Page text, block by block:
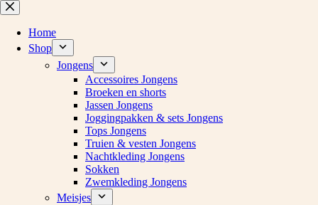
Ga
naar
inhoud
Home
Shop
Jongens
Accessoires Jongens
Broeken en shorts
Jassen Jongens
Joggingpakken & sets Jongens
Tops Jongens
Truien & vesten Jongens
Nachtkleding Jongens
Sokken
Zwemkleding Jongens
Meisjes